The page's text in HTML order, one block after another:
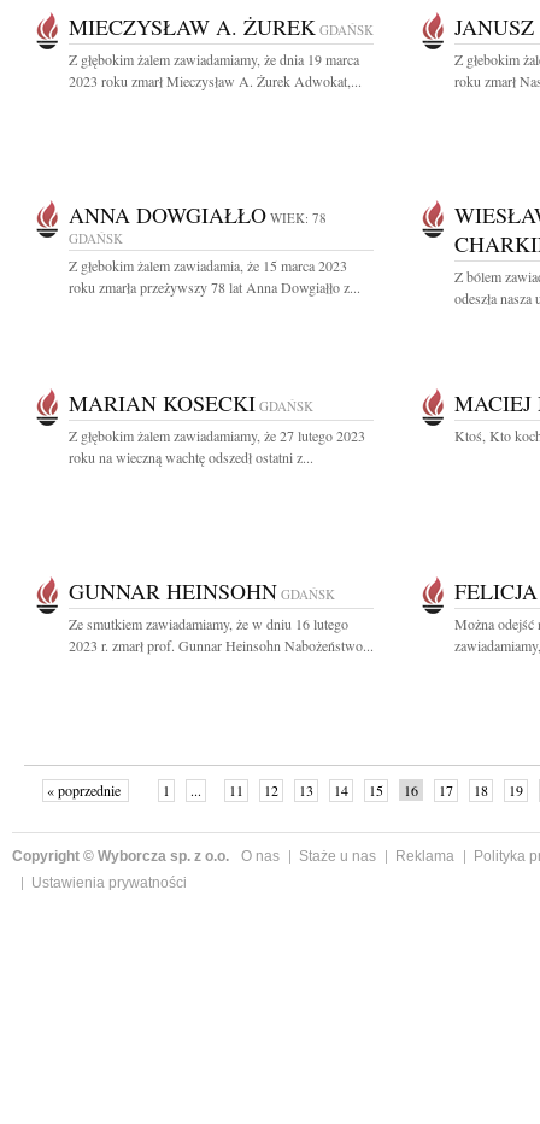
MIECZYSŁAW A. ŻUREK GDAŃSK
Z głębokim żalem zawiadamiamy, że dnia 19 marca
2023 roku zmarł Mieczysław A. Żurek Adwokat,...
Z głebokim
roku zmarł
ANNA DOWGIAŁŁO WIEK: 78
GDAŃSK
Z głebokim żalem zawiadamia, że 15 marca 2023
roku zmarła przeżywszy 78 lat Anna Dowgiałło z...
Z bólem
odeszła
MARIAN KOSECKI GDAŃSK
Z głębokim żalem zawiadamiamy, że 27 lutego 2023
roku na wieczną wachtę odszedł ostatni z...
MACIEJ
Ktoś, Kto
GUNNAR HEINSOHN GDAŃSK
Ze smutkiem zawiadamiamy, że w dniu 16 lutego
2023 r. zmarł prof. Gunnar Heinsohn Nabożeństwo...
Można odejść
« poprzednie 1 ... 11 12 13 14 15 16 17 18
19
Copyright © Wyborcza sp. z o.o. O nas Staże u nas Reklama
Polityka
Ustawienia prywatności